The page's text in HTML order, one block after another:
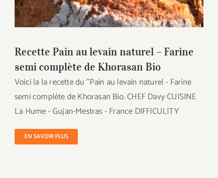
Recette Pain au levain naturel – Farine
semi complète de Khorasan Bio
Voici la la recette du "Pain au levain naturel - Farine
semi complète de Khorasan Bio. CHEF Davy CUISINE
La Hume - Gujan-Mestras - France DIFFICULITY
EN SAVOIR PLUS